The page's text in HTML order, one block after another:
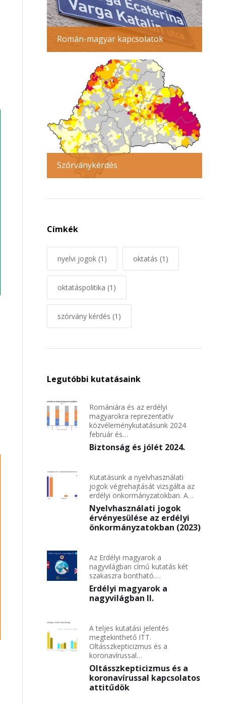
Román-magyar kapcsolatok
Szórványkérdés
Címkék
nyelvi jogok(1) oktatás (1)
oktatáspolitika (1)
szórvány kérdés (1)
Legutóbbi kutatásaink
Biztonság és jólét 2024.
Romániára és az erdélyi
magyarokra reprezentatív
közvéleménykutatásunk 2024
február és…
Nyelvhasználati jogok
érvényesülése az erdélyi
önkormányzatokban (2023)
Kutatásunk a nyelvhasználati
jogok végrehajtását vizsgálta az
erdélyi önkormányzatokban. A…
Erdélyi magyarok a
nagyvilágban II.
Az Erdélyi magyarok a
nagyvilágban című kutatás két
szakaszra bontható.…
Oltásszkepticizmus és a
koronavírussal kapcsolatos
attitűdök
A teljes kutatási jelentés
megtekinthető ITT.
Oltásszkepticizmus és a
koronavírussal…